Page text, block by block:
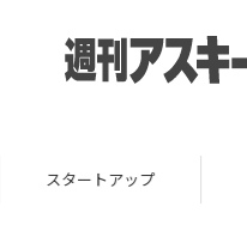
スタートアップ